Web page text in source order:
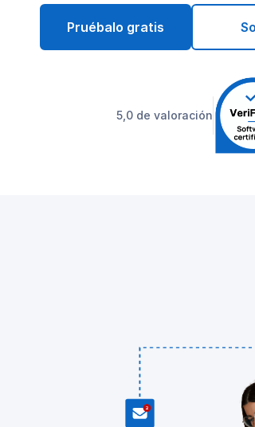
Pruébalo gratis
5,0 de valoración